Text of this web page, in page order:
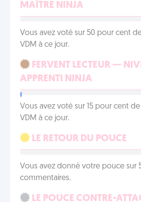
MAÎTRE NINJA
Vous avez voté sur 50 pour cent
VDM à ce jour.
FERVENT LECTEUR —
APPRENTI NINJA
Vous avez voté sur 15 pour cent
VDM à ce jour.
LE RETOUR DU POUCE
Vous avez donné votre pouce sur
commentaires.
LE POUCE CONTRE-